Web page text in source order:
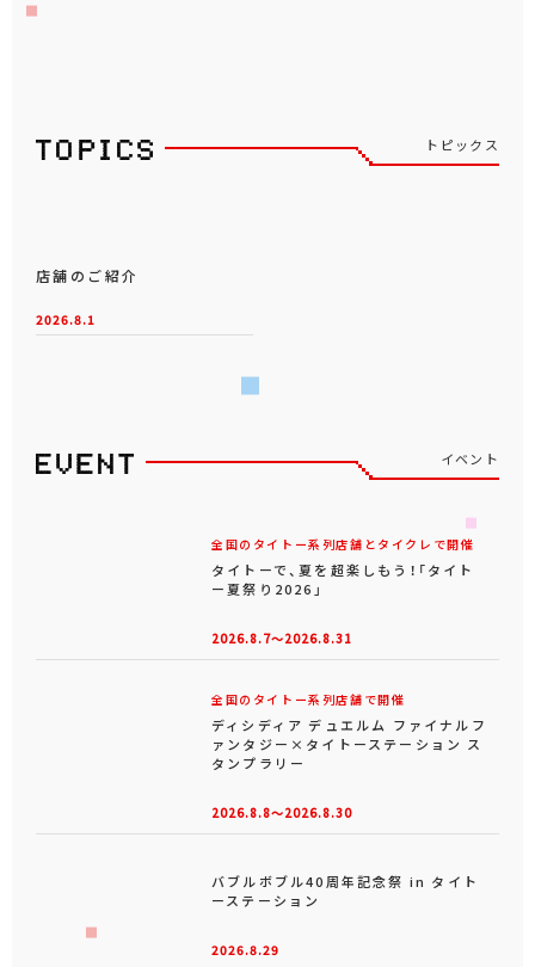
トピックス
店舗のご紹介
2026.8.1
イベント
全国のタイトー系列店舗とタイクレで開催
タイトーで、夏を超楽しもう！「タイト
ー夏祭り2026」
2026.8.7～2026.8.31
全国のタイトー系列店舗で開催
ディシディア デュエルム ファイナルフ
ァンタジー×タイトーステーション ス
タンプラリー
2026.8.8～2026.8.30
バブルボブル40周年記念祭 in タイト
ーステーション
2026.8.29